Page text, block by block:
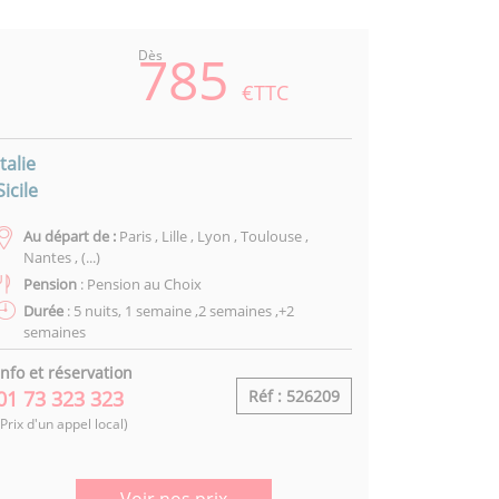
Dès
785 €TTC
Au départ de : Paris , Lille , Lyon , Toulouse ,
Nantes , (...)
Pension : Pension au Choix
Durée : 5 nuits, 1 semaine ,2 semaines ,+2
semaines
et réservation
73 323 323
d'un appel local)
Réf : 526209